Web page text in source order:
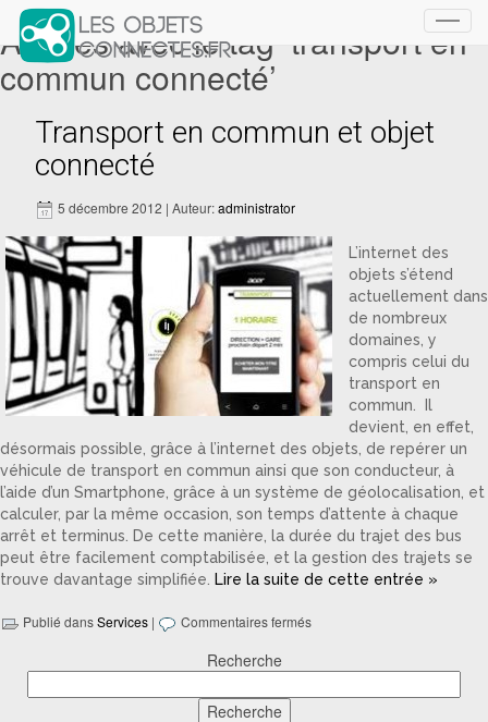
Articles avec le tag ‘transport en
commun connecté’
Transport en commun et objet
connecté
5 décembre 2012 | Auteur:administrator
L’internet des
objets s’étend
actuellement dans
de nombreux
domaines, y
compris celui du
transport en
commun. Il
devient, en effet,
désormais possible, grâce à l’internet des objets, de repérer un
véhicule de transport en commun ainsi que son conducteur, à
l’aide d’un Smartphone, grâce à un système de géolocalisation, et
calculer, par la même occasion, son temps d’attente à chaque
arrêt et terminus. De cette manière, la durée du trajet des bus
peut être facilement comptabilisée, et la gestion des trajets se
trouve davantage simplifiée.
Lire la suite de cette entrée »
Publié dansServices | Commentaires fermés
Recherche